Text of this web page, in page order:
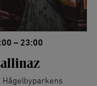
– 23:00
Hågelbyparkens